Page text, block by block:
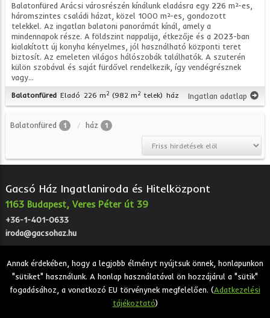
Annak érdekében, hogy a legjobb élményt nyújtsuk önnek, honlapunkon
"sütiket" használunk. A honlap használatával ön hozzájárul a "sütik"
fogadásához, a vonatkozó EU törvénynek megfelelően. (Adatkezelési
tájékoztató)
Balatonfüred Arácsi városrészén kínálunk eladásra egy 226 m²-es,
háromszintes családi házat, közel 1000 m²-es, gondozott
telekkel. Az ingatlan balatoni panorámát kínál, amely a
mindennapok része. A földszint nappalija, étkezője és a 2023-ban
kialakított új konyha kényelmes, jól használható központi teret
biztosít. Az emeleten világos hálószobák találhatók. A szuterén
külön szobával és saját fürdővel rendelkezik, így vendégrésznek
vagy...
Balatonfüred Eladó 226 m2 (982 m2 telek) ház Ingatlan adatlap
Balatonfüred 1 ház 1
Gacsó Ház Ingatlaniroda és Hitelközpont
1163 Budapest, Veres Péter út 39
+36-1-401-0633
iroda@gacsohaz.hu
2026 © Gacsó Ház Ingatlaniroda és Hitelközpont - Eladó,
kiadó, bérbeadó ingatlanok.